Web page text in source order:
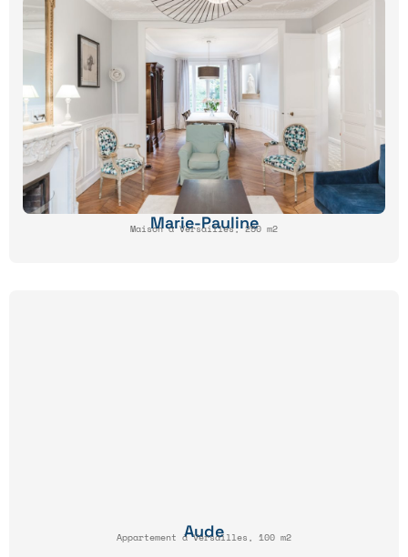
Marie-Pauline
Maison à Versailles, 250 m2
Aude
Appartement à Versailles, 100 m2